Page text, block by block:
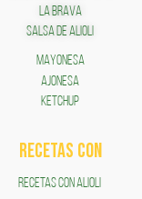
LA BRAVA
SALSA DE ALIOLI
MAYONESA
AJONESA
KETCHUP
RECETAS COn
RECETAS CON ALIOLI